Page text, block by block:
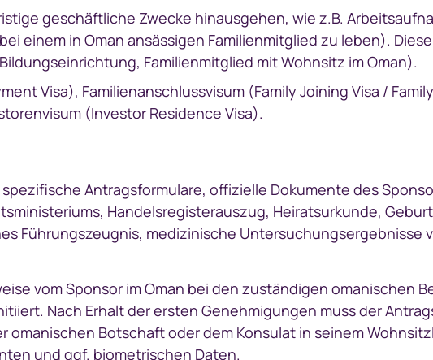
geschäftliche Zwecke hinausgehen, wie z.B.
einem in Oman ansässigen Familienmitglied zu leben).
Familienmitglied mit Wohnsitz im Oman).
Visa), Familienanschlussvisum (Family Joining Visa /
(Investor Residence Visa).
Antragsformulare, offizielle Dokumente des
Handelsregisterauszug, Heiratsurkunde,
Führungszeugnis, medizinische Untersuchungsergebnisse
vom Sponsor im Oman bei den zuständigen omanischen
Nach Erhalt der ersten Genehmigungen muss der
omanischen Botschaft oder dem Konsulat in seinem
und ggf. biometrischen Daten.